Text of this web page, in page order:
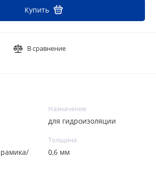
Купить
В сравнение
Назначение
для гидроизоляции
Толщина
0,6 мм